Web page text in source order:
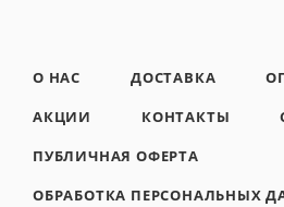
О НАС ДОСТАВКА
АКЦИИ
КОНТАКТЫ
ПУБЛИЧНАЯ ОФЕРТА
ОБРАБОТКА ПЕРСОНАЛЬНЫХ